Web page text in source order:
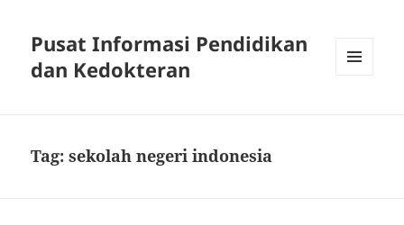
Pusat Informasi Pendidikan
dan Kedokteran
Tag:sekolah negeri indonesia